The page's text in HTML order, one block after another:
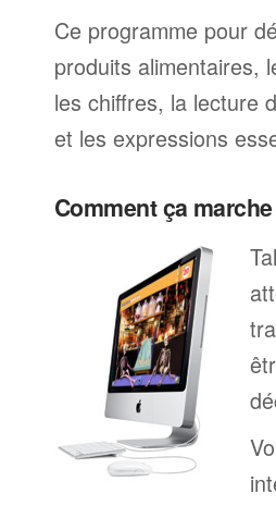
Ce programme pour
produits alimentaires,
les chiffres, la lecture
et les expressions
Comment ça